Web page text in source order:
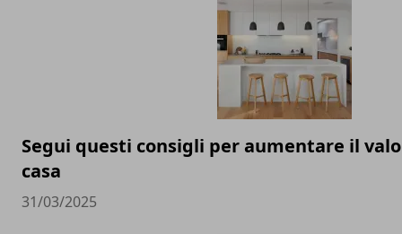
Segui questi consigli per aumentare il
casa
31/03/2025